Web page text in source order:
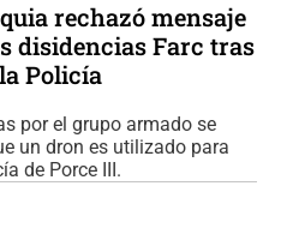
rechazó mensaje
disidencias Farc tras
Policía
por el grupo armado se
un dron es utilizado para
de Porce III.